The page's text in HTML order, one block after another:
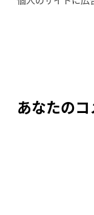
ー
あなたのコ